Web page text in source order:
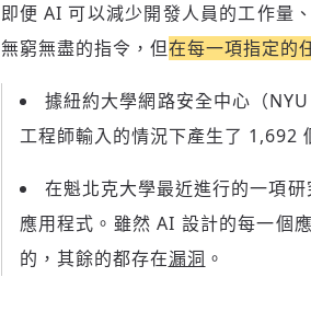
登入或註冊
輸入 Email
將此文章當
可送禮額度：
即便 AI 可以減少開發人員的工作量
無窮無盡的指令，但在每一項指定的
據紐約大學網路安全中心（
工程師輸入的情況下產生了 1,692
在魁北克大學最近進行的一項研
應用程式。雖然 AI 設計的每一個
的，其餘的都存在漏洞 。
邀請會
分享
禁止歧視性的
論
文字
留言文字